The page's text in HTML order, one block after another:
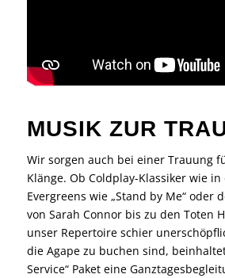
MUSIK ZUR
Wir sorgen auch bei einer Trauung
Klänge. Ob Coldplay-Klassiker wie in
Evergreens wie „Stand by Me“ oder
von Sarah Connor bis zu den Toten
unser Repertoire schier
die Agape zu buchen sind,
Service“ Paket eine